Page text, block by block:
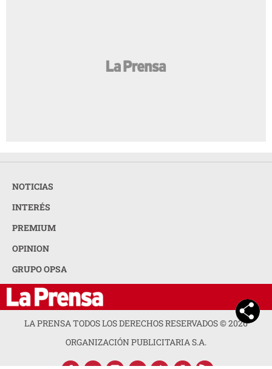
NOTICIAS
INTERÉS
PREMIUM
OPINION
GRUPO OPSA
LA PRENSA TODOS LOS DERECHOS RESERVADOS ©2026
ORGANIZACIÓN PUBLICITARIA S.A.